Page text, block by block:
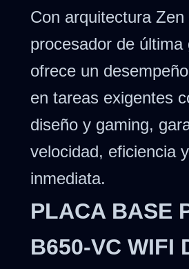
Con arquitectura
procesador de última
ofrece un
en tareas exigentes
diseño y gaming,
velocidad, eficiencia
inmediata.
PLACA BASE
B650-VC WIFI